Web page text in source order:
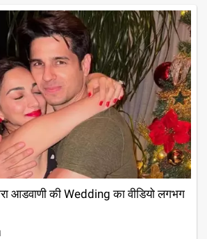
आडवाणी की Wedding का वीडियो लगभग